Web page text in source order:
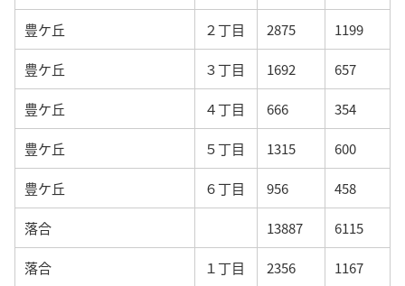
豊ケ丘 ２丁目 2875 1199
豊ケ丘 ３丁目 1692 657
豊ケ丘 ４丁目 666 354
豊ケ丘 ５丁目 1315 600
豊ケ丘 ６丁目 956 458
落合 13887 6115
落合 １丁目 2356 1167